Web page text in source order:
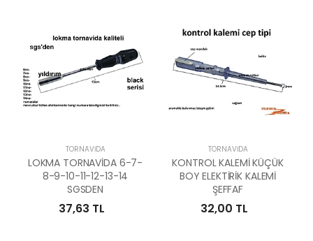
TORNAVIDA
LOKMA TORNAVİDA 6-7-
8-9-10-11-12-13-14
SGSDEN
37,63 TL
TORNAVIDA
KONTROL KALEMİ KÜÇÜK
BOY ELEKTİRİK KALEMİ
ŞEFFAF
32,00 TL